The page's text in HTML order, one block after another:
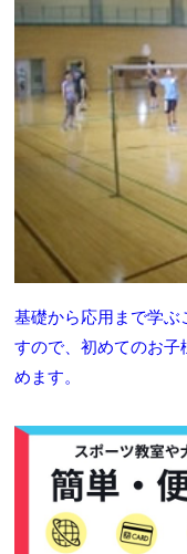
基礎から応用まで学
すので、初めてのお
めます。